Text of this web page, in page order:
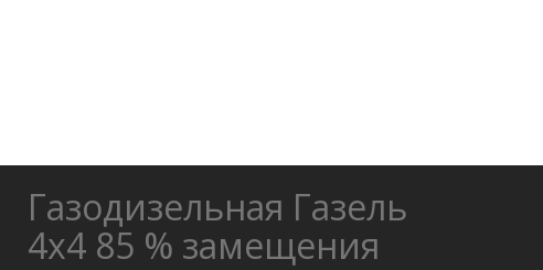
Газодизельная Газель
4х4 85 % замещения